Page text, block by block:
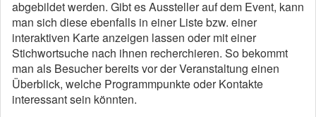
abgebildet werden. Gibt es Aussteller auf dem Event, kann
man sich diese ebenfalls in einer Liste bzw. einer
interaktiven Karte anzeigen lassen oder mit einer
Stichwortsuche nach ihnen recherchieren. So bekommt
man als Besucher bereits vor der Veranstaltung einen
Überblick, welche Programmpunkte oder Kontakte
interessant sein könnten.